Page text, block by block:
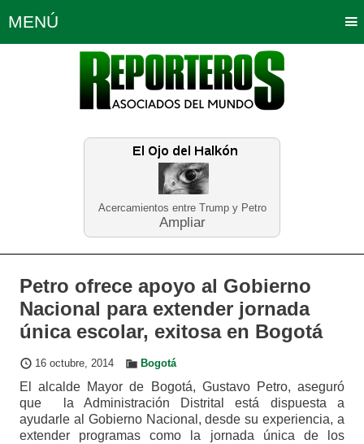
Acercamientos entre Trump y Petro
Ampliar
MENÚ
Política Opinión Bogotá
Planeta Tierra Deportes
Educación Neira
Petro ofrece apoyo al Gobierno
Nacional para extender jornada
única escolar, exitosa en Bogotá
16 octubre, 2014 Bogotá
El alcalde Mayor de Bogotá, Gustavo Petro, aseguró
que la Administración Distrital está dispuesta a
ayudarle al Gobierno Nacional, desde su experiencia, a
extender programas como la jornada única de los